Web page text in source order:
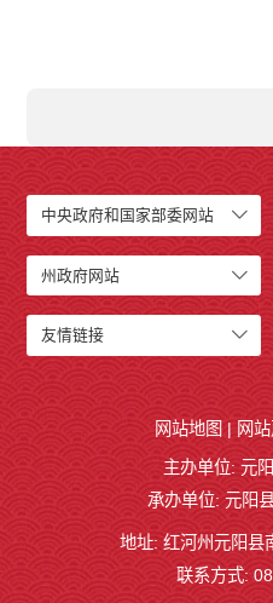
中央政府和国家部委网站
州政府网站
友情链接
网站地图 | 网
主办单位: 元
承办单位: 元阳
地址: 红河州元阳县
联系方式: